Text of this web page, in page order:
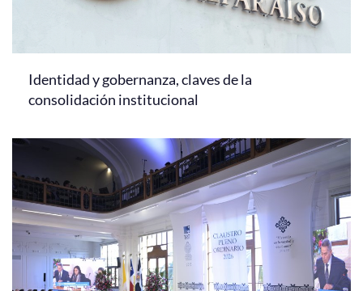
Identidad y gobernanza, claves de la
consolidación institucional